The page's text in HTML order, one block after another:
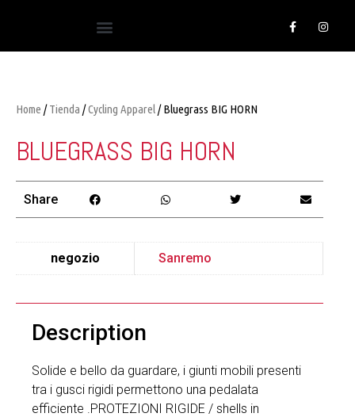
Home /Tienda /Cycling Apparel/ Bluegrass BIG HORN
BLUEGRASS BIG HORN
Share
negozio Sanremo
Description
Solide e bello da guardare, i giunti mobili presenti
tra i gusci rigidi permettono una pedalata
efficiente .PROTEZIONI RIGIDE / shells in